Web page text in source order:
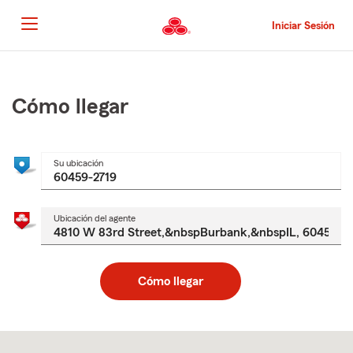
al
contenido
principal
Iniciar Sesión
principal
Cómo llegar
Su ubicación
Ubicación del agente
Cómo llegar
to